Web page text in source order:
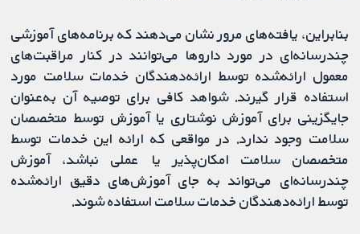
بنابراین، یافته‌های مرور نشان می‌دهند که برنامه‌های آموزشی
چندرسانه‌ای در مورد داروها می‌توانند در کنار مراقبت‌های
معمول ارائه‌شده توسط ارائه‌دهندگان خدمات سلامت مورد
استفاده قرار گیرند. شواهد کافی برای توصیه آن به‌عنوان
جایگزینی برای آموزش نوشتاری یا آموزش توسط متخصصان
سلامت وجود ندارد. در مواقعی که ارائه این خدمات توسط
متخصصان سلامت امکان‌پذیر یا عملی نباشد، آموزش
چندرسانه‌ای می‌تواند به جای آموزش‌های دقیق ارائه‌شده
توسط ارائه‌دهندگان خدمات سلامت استفاده شوند.